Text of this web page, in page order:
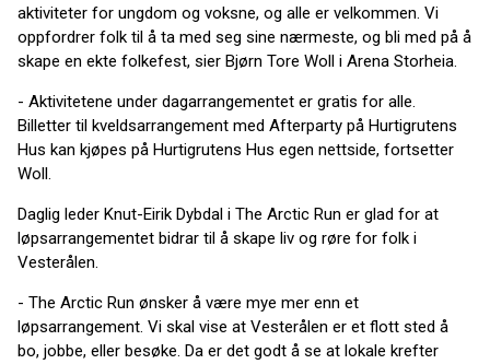
aktiviteter for ungdom og voksne, og alle er velkommen. Vi
oppfordrer folk til å ta med seg sine nærmeste, og bli med på å
skape en ekte folkefest, sier Bjørn Tore Woll i Arena Storheia.
- Aktivitetene under dagarrangementet er gratis for alle.
Billetter til kveldsarrangement med Afterparty på Hurtigrutens
Hus kan kjøpes på Hurtigrutens Hus egen nettside, fortsetter
Woll.
Daglig leder Knut-Eirik Dybdal i The Arctic Run er glad for at
løpsarrangementet bidrar til å skape liv og røre for folk i
Vesterålen.
- The Arctic Run ønsker å være mye mer enn et
løpsarrangement. Vi skal vise at Vesterålen er et flott sted å
bo, jobbe, eller besøke. Da er det godt å se at lokale krefter